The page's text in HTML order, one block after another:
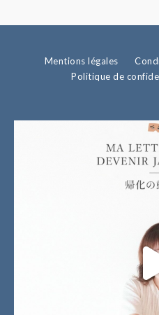
Mentions légales
Politique de